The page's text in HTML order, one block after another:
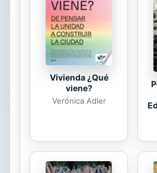
el significado y las
metodológicas
marco de las
Vivienda ¿Qué
viene?
Verónica Adler